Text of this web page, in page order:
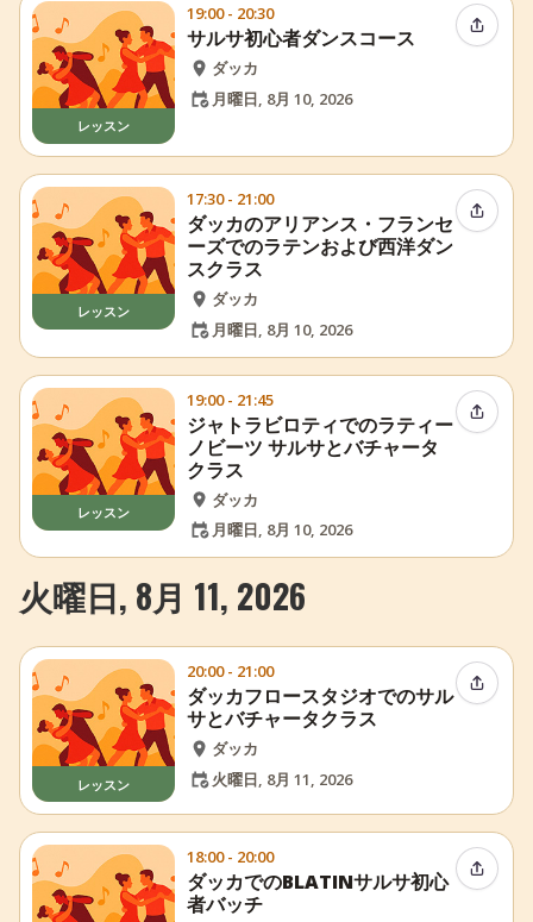
レッスン
19:00 - 20:30
サルサ初心者ダンスコース
ダッカ
月曜日, 8月 10, 2026
イベン
レッスン
17:30 - 21:00
ダッカのアリアンス・フランセ
ーズでのラテンおよび西洋ダン
スクラス
ダッカ
月曜日, 8月 10, 2026
イベン
レッスン
19:00 - 21:45
ジャトラビロティでのラティー
ノビーツ サルサとバチャータ
クラス
ダッカ
月曜日, 8月 10, 2026
イベン
火曜日, 8月 11, 2026
レッスン
20:00 - 21:00
ダッカフロースタジオでのサル
サとバチャータクラス
ダッカ
火曜日, 8月 11, 2026
イベン
18:00 - 20:00
ダッカでのBLATINサルサ初心
者バッチ
イベン